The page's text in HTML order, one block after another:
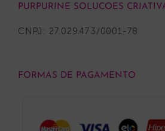
PURPURINE SOLUCOES
CNPJ: 27.029.473/0001-78
FORMAS DE PAGAMENTO